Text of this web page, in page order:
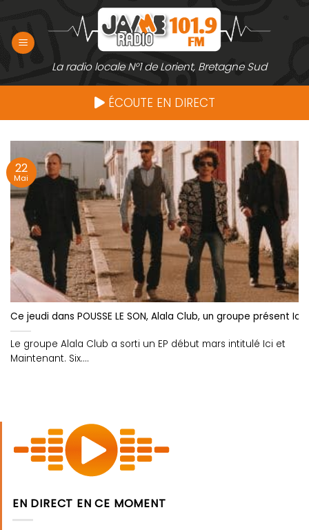
contenu
La radio locale N°1 de Lorient, Bretagne Sud
ÉCOUTE EN DIRECT
Ce jeudi dans POUSSE LE SON, Alala Club, un groupe présent
Le groupe Alala Club a sorti un EP début mars intitulé Ici et
Maintenant. Six....
22
Mai
EN DIRECT EN CE MOMENT